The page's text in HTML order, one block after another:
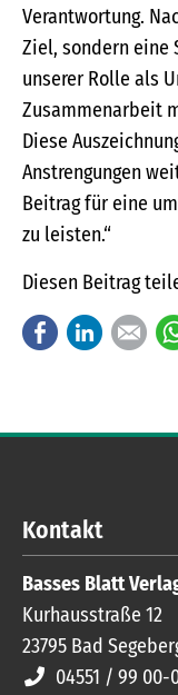
Verantwortung.
Ziel, sondern
unserer Rolle als
Zusammenarbeit
Diese
Anstrengungen
Beitrag für eine
zu leisten.“
Diesen Beitrag
FacebookLinkedIn
E-
Kontakt
Basses Blatt
Kurhausstraße 12
23795 Bad
04551 / 99 00-